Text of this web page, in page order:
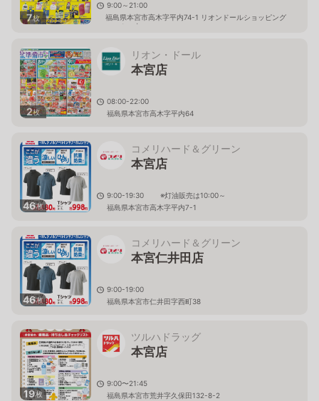
7枚
9:00～21:00
福島県本宮市高木字平内74-1 リオンドールショッピング
センター内
2枚
リオン・ドール
本宮店
08:00-22:00
福島県本宮市高木字平内64
46枚
コメリハード＆グリーン
本宮店
9:00-19:30 ※灯油販売は10:00～
福島県本宮市高木字平内7-1
46枚
コメリハード＆グリーン
本宮仁井田店
9:00-19:00
福島県本宮市仁井田字西町38
19枚
ツルハドラッグ
本宮店
9:00〜21:45
福島県本宮市荒井字久保田132-8-2